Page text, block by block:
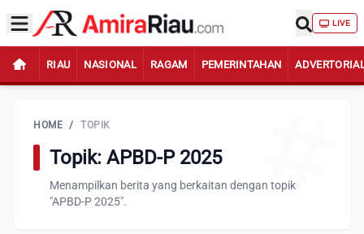
LIVE
RIAU NASIONAL RAGAM PEMERINTAHAN
HOME / TOPIK
Topik: APBD-P 2025
Menampilkan berita yang berkaitan dengan topik
"APBD-P 2025".